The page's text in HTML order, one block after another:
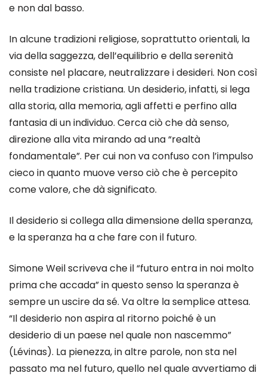
e non dal basso.
In alcune tradizioni religiose, soprattutto orientali, la
via della saggezza, dell’equilibrio e della serenità
consiste nel placare, neutralizzare i desideri. Non così
nella tradizione cristiana. Un desiderio, infatti, si lega
alla storia, alla memoria, agli affetti e perfino alla
fantasia di un individuo. Cerca ciò che dà senso,
direzione alla vita mirando ad una “realtà
fondamentale”. Per cui non va confuso con l’impulso
cieco in quanto muove verso ciò che è percepito
come valore, che dà significato.
Il desiderio si collega alla dimensione della speranza,
e la speranza ha a che fare con il futuro.
Simone Weil scriveva che il “futuro entra in noi molto
prima che accada” in questo senso la speranza è
sempre un uscire da sé. Va oltre la semplice attesa.
“Il desiderio non aspira al ritorno poiché è un
desiderio di un paese nel quale non nascemmo”
(Lévinas). La pienezza, in altre parole, non sta nel
passato ma nel futuro, quello nel quale avvertiamo di